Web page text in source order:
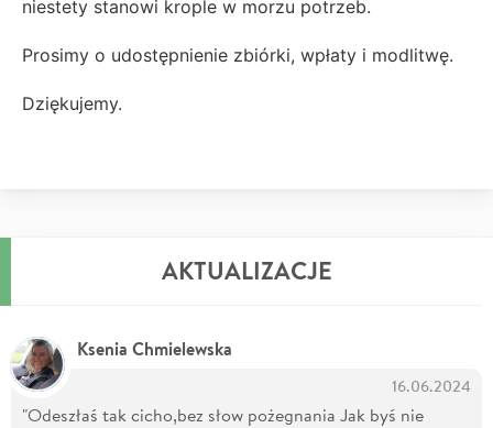
niestety stanowi krople w morzu potrzeb.
Prosimy o udostępnienie zbiórki, wpłaty i modlitwę.
Dziękujemy.
AKTUALIZACJE
Ksenia Chmielewska
16.06.2024
"Odeszłaś tak cicho,bez słow pożegnania Jak byś nie